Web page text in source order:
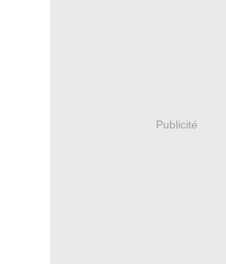
Publicité